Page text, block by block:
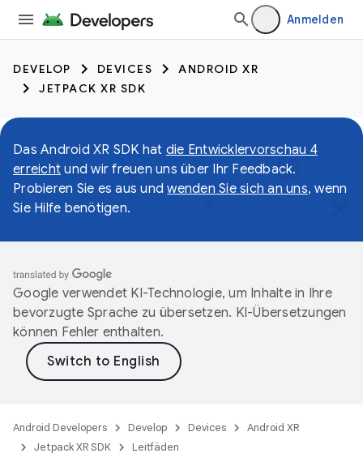
Anmelden
DEVELOP DEVICES
ANDROID XR
JETPACK XR SDK
Das Android XR SDK hat die Entwicklervorschau 4
erreicht und wir freuen uns über Ihr Feedback.
Probieren Sie es aus undwenden Sie sich an uns, wenn
Sie Hilfe benötigen.
Google verwendet KI-Technologie, um Inhalte in Ihre
bevorzugte Sprache zu übersetzen. KI-Übersetzungen
können Fehler enthalten.
Android Developers Develop Devices
Android XR
Jetpack XR SDK
Leitfäden